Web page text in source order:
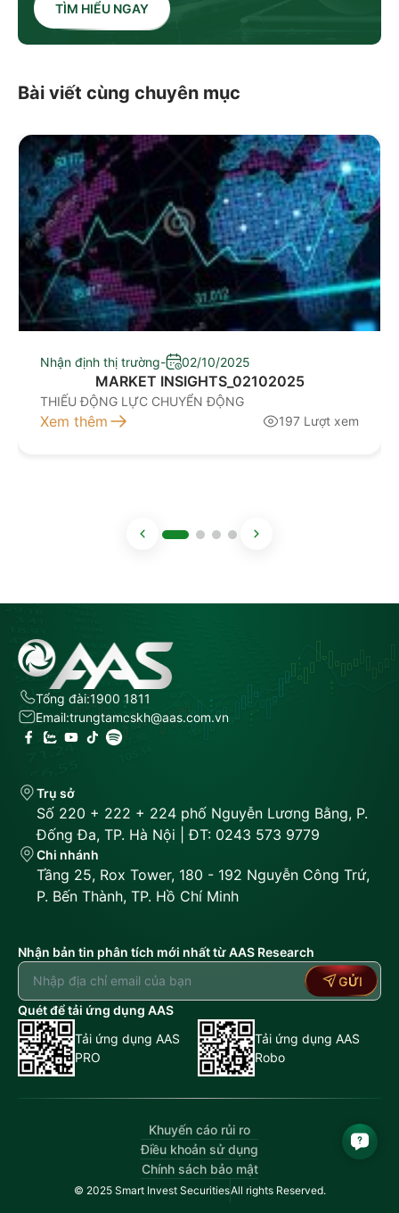
TÌM HIỂU NGAY
Bài viết cùng chuyên mục
Nhận định thị trường- 02/10/2025
MARKET INSIGHTS_02102025
THIẾU ĐỘNG LỰC CHUYỂN ĐỘNG
Xem thêm 197 Lượt xem
Tổng đài:1900 1811
Email:trungtamcskh@aas.com.vn
Trụ sở
Số 220 + 222 + 224 phố Nguyễn Lương Bằng, P.
Đống Đa, TP. Hà Nội | ĐT: 0243 573 9779
Chi nhánh
Tầng 25, Rox Tower, 180 - 192 Nguyễn Công Trứ,
P. Bến Thành, TP. Hồ Chí Minh
Nhận bản tin phân tích mới nhất từ AAS Research
GỬI
Quét để tải ứng dụng AAS
Tải ứng dụng AAS
PRO
Tải ứng dụng AAS
Robo
Khuyến cáo rủi ro
Điều khoản sử dụng
Chính sách bảo mật
© 2025 Smart Invest SecuritiesAll rights Reserved.